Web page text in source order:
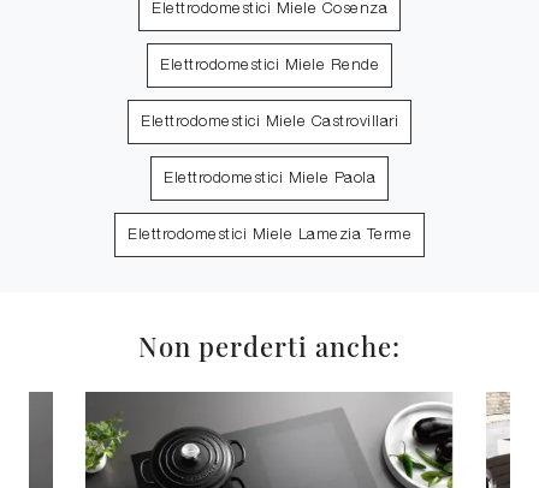
Elettrodomestici Miele Cosenza
Elettrodomestici Miele Rende
Elettrodomestici Miele Castrovillari
Elettrodomestici Miele Paola
Elettrodomestici Miele Lamezia Terme
Non perderti anche: